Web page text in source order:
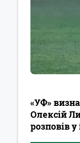
«УФ»
Олексій
розповів